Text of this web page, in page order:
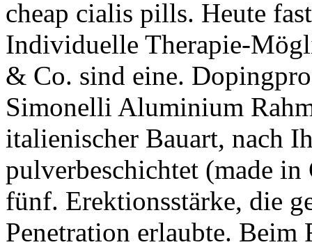
cheap cialis pills. Heute
Individuelle Therapie-
& Co. sind eine.
Simonelli Aluminium
italienischer Bauart, nach
pulverbeschichtet (made
fünf. Erektionsstärke, die
Penetration erlaubte. Beim